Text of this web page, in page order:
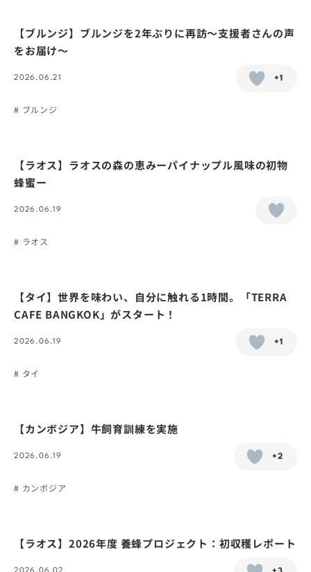
【ブルンジ】ブルンジを2年ぶりに再訪〜支援者さんの声
をお届け〜
2026.06.21 +1
ブルンジ
【ラオス】ラオスの森の恵みーパイナップル風味の初物
蜂蜜ー
2026.06.19
ラオス
【タイ】世界を味わい、自分に触れる1時間。「TERRA
CAFE BANGKOK」がスタート！
2026.06.19 +1
タイ
【カンボジア】牛飼育訓練を実施
2026.06.19 +2
カンボジア
【ラオス】2026年度 養蜂プロジェクト：初収穫レポート